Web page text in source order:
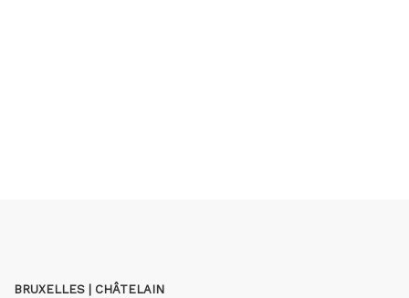
BRUXELLES | CHÂTELAIN